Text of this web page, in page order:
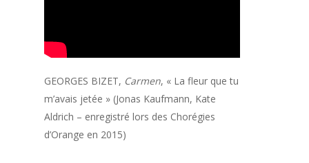
GEORGES BIZET, Carmen, « La fleur que tu
m’avais jetée » (Jonas Kaufmann, Kate
Aldrich – enregistré lors des Chorégies
d’Orange en 2015)